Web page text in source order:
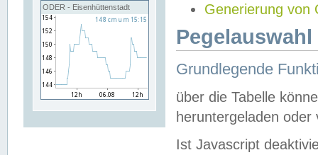
ODER - Eisenhüttenstadt
Generierung von
Grundlegende
über die Tabelle
heruntergeladen oder
Ist Javascript